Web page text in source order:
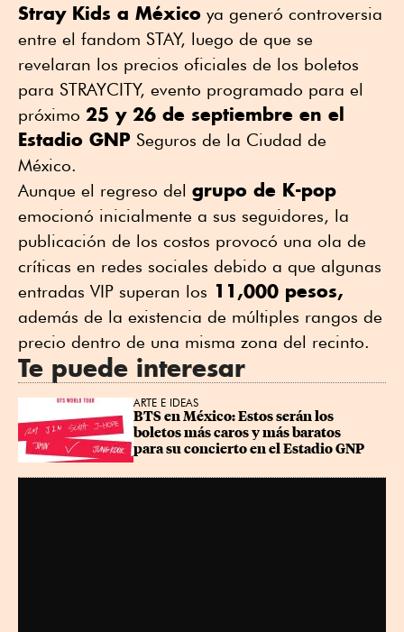
Stray Kids a México ya generó controversia
entre el fandom STAY, luego de que se
revelaran los precios oficiales de los boletos
para STRAYCITY, evento programado para el
próximo 25 y 26 de septiembre en el
Estadio GNP Seguros de la Ciudad de
México.
Aunque el regreso del grupo de K-pop
emocionó inicialmente a sus seguidores, la
publicación de los costos provocó una ola de
críticas en redes sociales debido a que algunas
entradas VIP superan los 11,000 pesos,
además de la existencia de múltiples rangos de
precio dentro de una misma zona del recinto.
Te puede interesar
ARTE E IDEAS
BTS en México: Estos serán los
boletos más caros y más baratos
para su concierto en el Estadio GNP